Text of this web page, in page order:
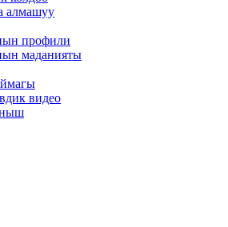
алмашуу
профили
маданияты
видео